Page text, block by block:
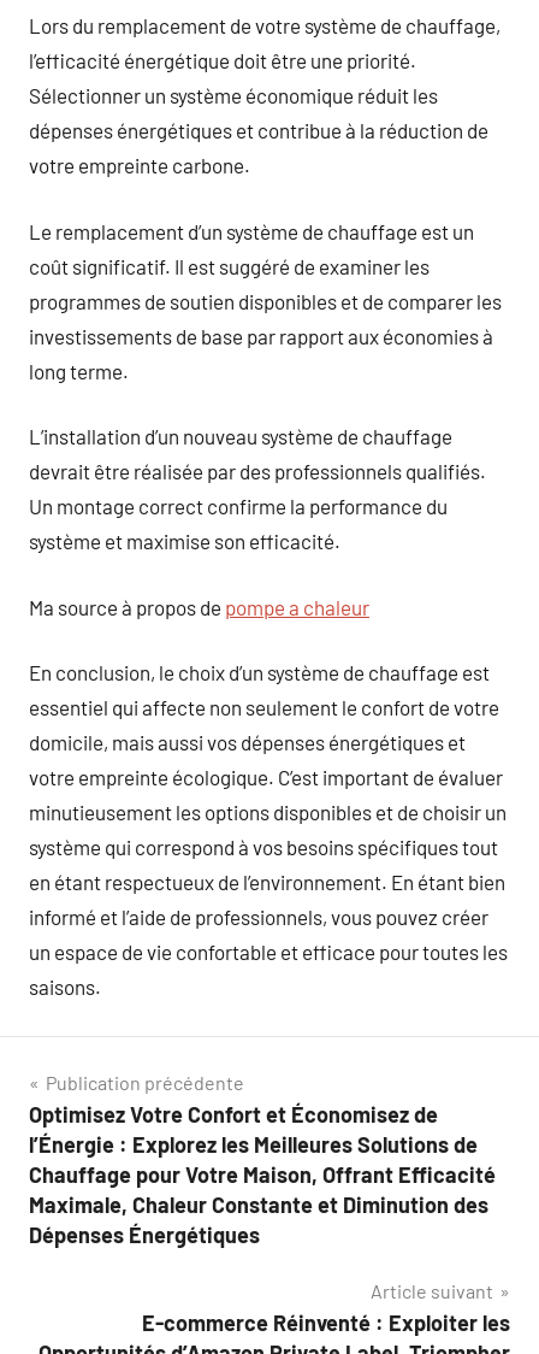
Lors du remplacement de votre système de chauffage,
l’efficacité énergétique doit être une priorité.
Sélectionner un système économique réduit les
dépenses énergétiques et contribue à la réduction de
votre empreinte carbone.
Le remplacement d’un système de chauffage est un
coût significatif. Il est suggéré de examiner les
programmes de soutien disponibles et de comparer les
investissements de base par rapport aux économies à
long terme.
L’installation d’un nouveau système de chauffage
devrait être réalisée par des professionnels qualifiés.
Un montage correct confirme la performance du
système et maximise son efficacité.
Ma source à propos de pompe a chaleur
En conclusion, le choix d’un système de chauffage est
essentiel qui affecte non seulement le confort de votre
domicile, mais aussi vos dépenses énergétiques et
votre empreinte écologique. C’est important de évaluer
minutieusement les options disponibles et de choisir un
système qui correspond à vos besoins spécifiques tout
en étant respectueux de l’environnement. En étant bien
informé et l’aide de professionnels, vous pouvez créer
un espace de vie confortable et efficace pour toutes les
saisons.
Navigation
de
l’article
Publication précédente
Optimisez Votre Confort et Économisez de
l’Énergie : Explorez les Meilleures Solutions de
Chauffage pour Votre Maison, Offrant Efficacité
Maximale, Chaleur Constante et Diminution des
Dépenses Énergétiques
Article suivant
E-commerce Réinventé : Exploiter les